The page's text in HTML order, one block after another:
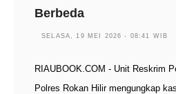
Berbeda
SELASA, 19 MEI 2026 - 08:41 WIB
RIAUBOOK.COM - Unit Reskrim
Polres Rokan Hilir mengungkap